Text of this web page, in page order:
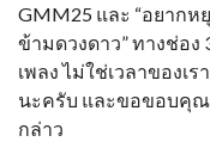
GMM25 และ “อยากห
ข้ามดวงดาว” ทางช่อง
เพลง ไม่ใช่เวลาของเ
นะครับ และขอขอบคุ
กล่าว